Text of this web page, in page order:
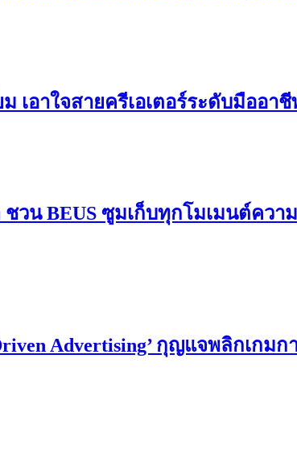
เอาใจสายครีเอเตอร์ระดับมืออา
วน BEUS ซูมเก็บทุกโมเมนต์คว
Advertising’ กุญแจพลิกเกมก